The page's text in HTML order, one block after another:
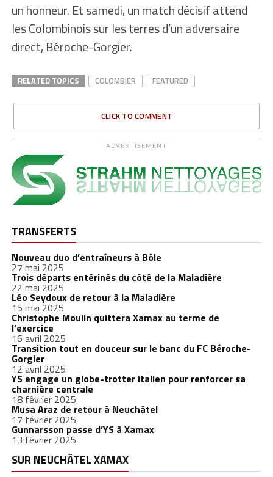
un honneur. Et samedi, un match décisif attend
les Colombinois sur les terres d’un adversaire
direct, Béroche-Gorgier.
RELATED TOPICS COLOMBIER FEATURED
CLICK TO COMMENT
ADVERTISEMENT
TRANSFERTS
Nouveau duo d’entraîneurs à Bôle
27 mai 2025
Trois départs entérinés du côté de la Maladière
22 mai 2025
Léo Seydoux de retour à la Maladière
15 mai 2025
Christophe Moulin quittera Xamax au terme de
l’exercice
16 avril 2025
Transition tout en douceur sur le banc du FC Béroche-
Gorgier
12 avril 2025
YS engage un globe-trotter italien pour renforcer sa
charnière centrale
18 février 2025
Musa Araz de retour à Neuchâtel
17 février 2025
Gunnarsson passe d’YS à Xamax
13 février 2025
SUR NEUCHÂTEL XAMAX